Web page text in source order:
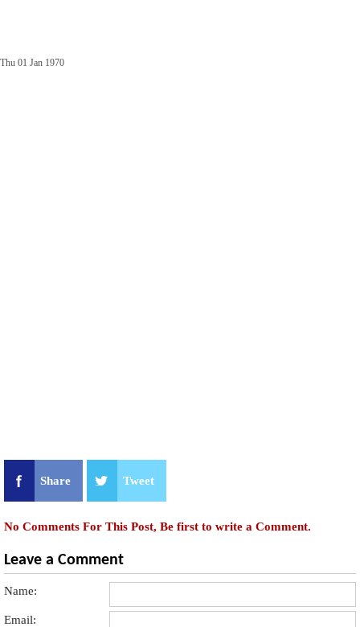
Thu 01 Jan 1970
Share Tweet
No Comments For This Post, Be first to write a Comment.
Leave a Comment
Name:
Email: